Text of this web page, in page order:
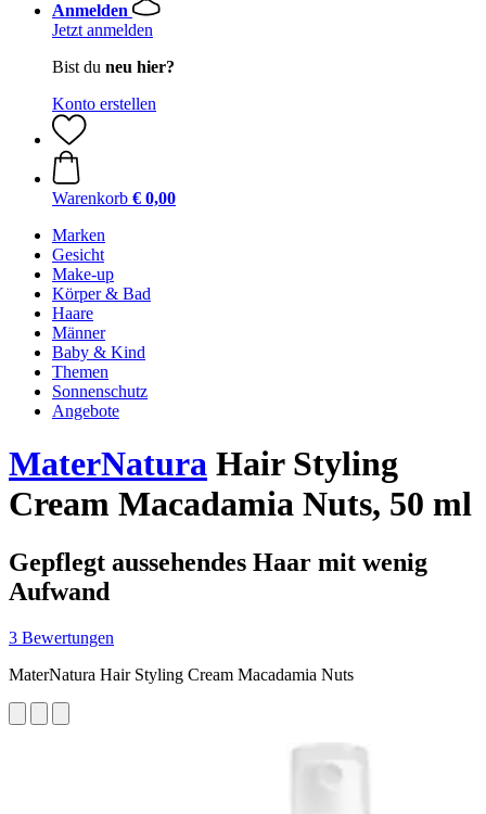
Anmelden
Jetzt anmelden
Bist du neu hier?
Konto erstellen
Warenkorb € 0,00
Marken
Gesicht
Make-up
Körper & Bad
Haare
Männer
Baby & Kind
Themen
Sonnenschutz
Angebote
MaterNatura Hair Styling
Cream Macadamia Nuts, 50 ml
Gepflegt aussehendes Haar mit wenig
Aufwand
3 Bewertungen
MaterNatura Hair Styling Cream Macadamia Nuts